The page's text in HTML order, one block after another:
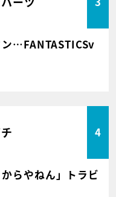
ン…FANTASTICSv
4
らやねん」トラビ